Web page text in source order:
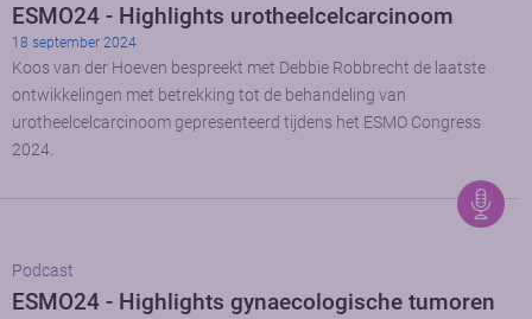
ESMO24 - Highlights urotheelcelcarcinoom
18 september 2024
Koos van der Hoeven bespreekt met Debbie Robbrecht de laatste
ontwikkelingen met betrekking tot de behandeling van
urotheelcelcarcinoom gepresenteerd tijdens het ESMO Congress
2024.
Podcast
ESMO24 - Highlights gynaecologische tumoren